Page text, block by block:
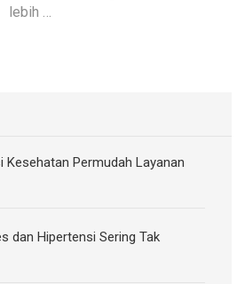
lebih …
Kesehatan Permudah Layanan
dan Hipertensi Sering Tak